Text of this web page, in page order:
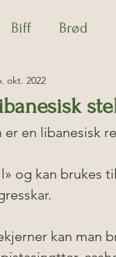
Biff Brød
Middag
Søt gjærbakst
okt. 2022
er en libanesisk
og kan brukes
kan man